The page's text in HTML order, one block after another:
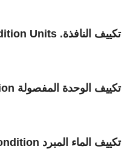
تكييف النافذة. Units
تكييف الوحدة المفصولة
تكييف الماء المبرد